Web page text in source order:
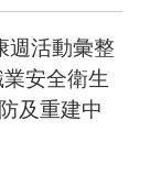
週活動彙整
安全衛生
及重建中